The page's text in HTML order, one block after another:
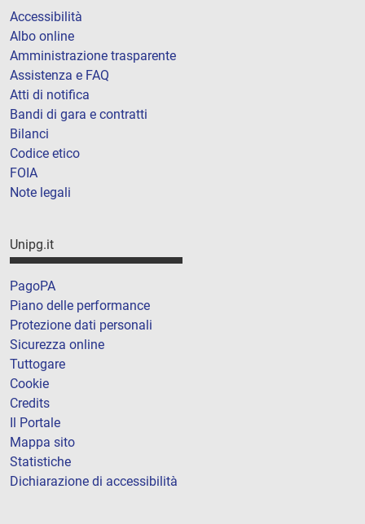
Accessibilità
Albo online
Amministrazione trasparente
Assistenza e FAQ
Atti di notifica
Bandi di gara e contratti
Bilanci
Codice etico
FOIA
Note legali
Unipg.it
PagoPA
Piano delle performance
Protezione dati personali
Sicurezza online
Tuttogare
Cookie
Credits
Il Portale
Mappa sito
Statistiche
Dichiarazione di accessibilità